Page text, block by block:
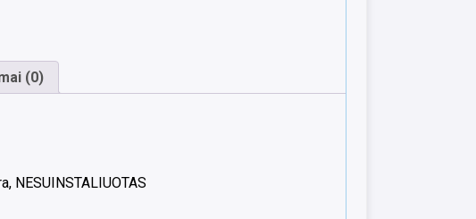
(0)
NESUINSTALIUOTAS